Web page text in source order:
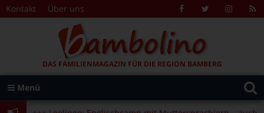
Zum Inhalt springen
Kontakt Über uns FacebookTwitter
DAS FAMILIENMAGAZIN FÜR DIE REGION BAMBERG
Menü
Suche
nach: